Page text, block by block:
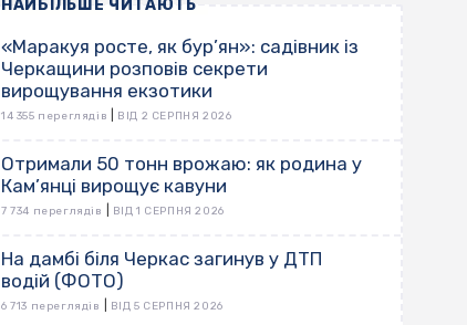
НАЙБІЛЬШЕ ЧИТАЮТЬ
«Маракуя росте, як бур’ян»: садівник із
Черкащини розповів секрети
вирощування екзотики
14 355 переглядів ВІД 2 СЕРПНЯ 2026
Отримали 50 тонн врожаю: як родина у
Кам’янці вирощує кавуни
7 734 переглядів ВІД 1 СЕРПНЯ 2026
На дамбі біля Черкас загинув у ДТП
водій (ФОТО)
6 713 переглядів ВІД 5 СЕРПНЯ 2026